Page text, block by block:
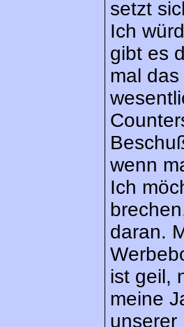
setzt
Ich
gibt es
mal
wenn
Ich
daran.
ist geil,
meine
unserer